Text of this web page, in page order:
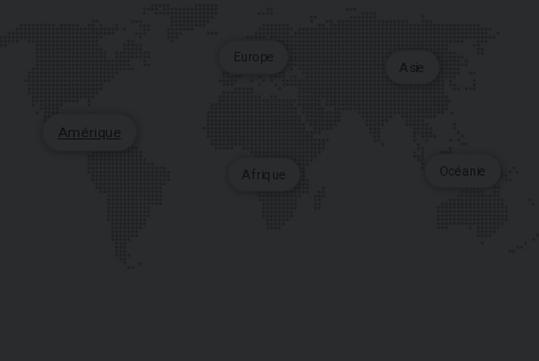
Europe
Amérique
Asie
Océanie
Afrique